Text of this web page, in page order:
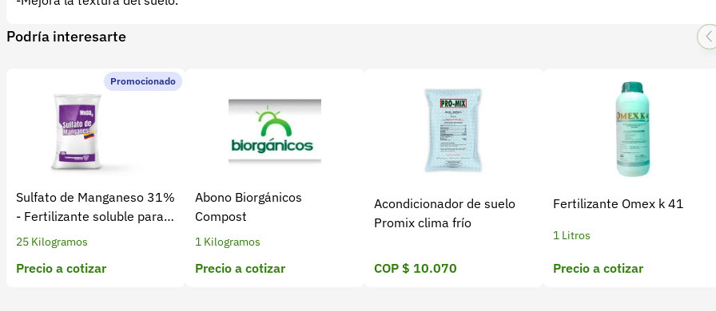
Podría interesarte
Promocionado
Sulfato de Manganeso 31%
- Fertilizante soluble para
cultivos
25 Kilogramos
Precio a cotizar
Abono Biorgánicos
Compost
1 Kilogramos
Precio a cotizar
Acondicionador de suelo
Promix clima frío
COP $ 10.070
Fertilizante Omex k 41
1 Litros
Precio a cotizar